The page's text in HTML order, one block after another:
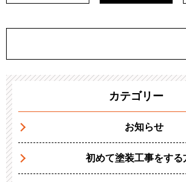
カテゴリー
お知らせ
初めて塗装工事をする